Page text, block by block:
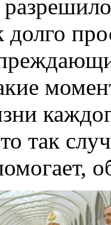
долго
так